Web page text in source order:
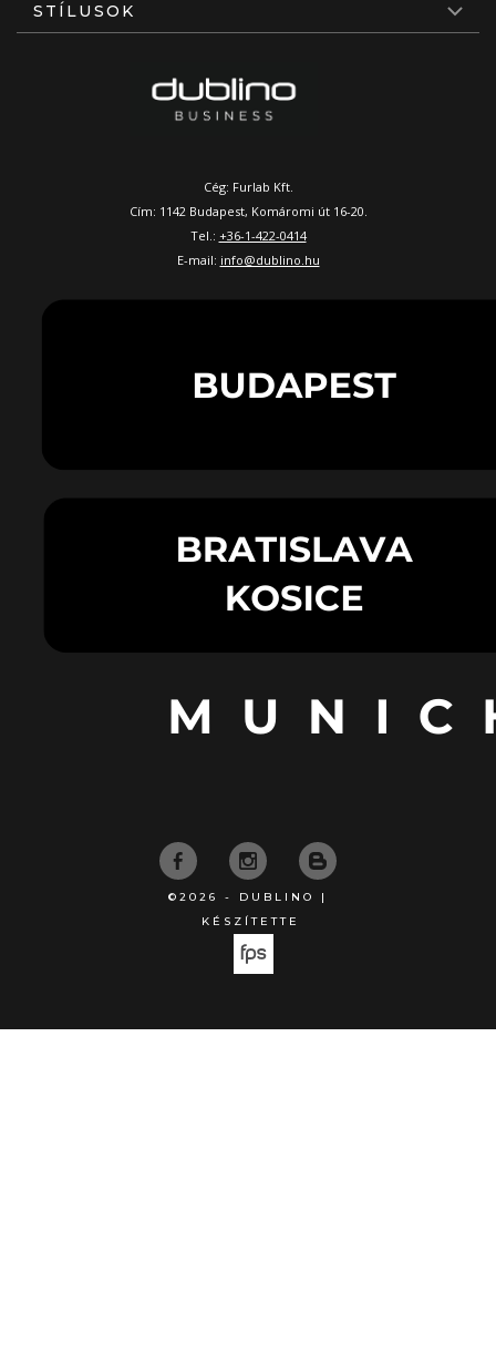
STÍLUSOK
Cég: Furlab Kft.
Cím: 1142 Budapest, Komáromi út 16-20.
Tel.: +36-1-422-0414
E-mail: info@dublino.hu
©2026 - DUBLINO |
KÉSZÍTETTE